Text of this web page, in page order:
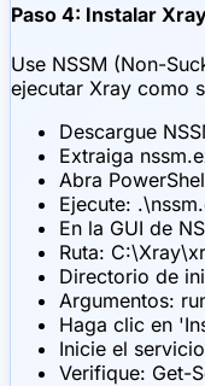
Paso 4: Instalar
Use NSSM (Non-
ejecutar Xray como
Descargue
Extraiga
Abra
Ejecute:
En la GUI de
Ruta:
Directorio de
Argumentos:
Haga clic en
Inicie el
Verifique: Get-